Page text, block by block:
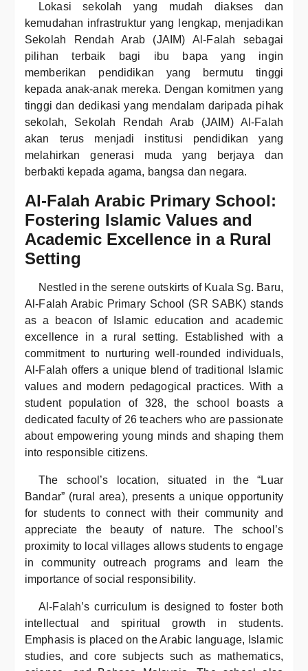
Lokasi sekolah yang mudah diakses dan
kemudahan infrastruktur yang lengkap, menjadikan
Sekolah Rendah Arab (JAIM) Al-Falah sebagai
pilihan terbaik bagi ibu bapa yang ingin
memberikan pendidikan yang bermutu tinggi
kepada anak-anak mereka. Dengan komitmen yang
tinggi dan dedikasi yang mendalam daripada pihak
sekolah, Sekolah Rendah Arab (JAIM) Al-Falah
akan terus menjadi institusi pendidikan yang
melahirkan generasi muda yang berjaya dan
berbakti kepada agama, bangsa dan negara.
Al-Falah Arabic Primary School:
Fostering Islamic Values and
Academic Excellence in a Rural
Setting
Nestled in the serene outskirts of Kuala Sg. Baru,
Al-Falah Arabic Primary School (SR SABK) stands
as a beacon of Islamic education and academic
excellence in a rural setting. Established with a
commitment to nurturing well-rounded individuals,
Al-Falah offers a unique blend of traditional Islamic
values and modern pedagogical practices. With a
student population of 328, the school boasts a
dedicated faculty of 26 teachers who are passionate
about empowering young minds and shaping them
into responsible citizens.
The school’s location, situated in the “Luar
Bandar” (rural area), presents a unique opportunity
for students to connect with their community and
appreciate the beauty of nature. The school’s
proximity to local villages allows students to engage
in community outreach programs and learn the
importance of social responsibility.
Al-Falah’s curriculum is designed to foster both
intellectual and spiritual growth in students.
Emphasis is placed on the Arabic language, Islamic
studies, and core subjects such as mathematics,